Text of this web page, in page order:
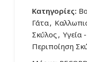
Κατηγορίες:
Γάτα,
Σκύλος , Υγεία
Περιποίηση